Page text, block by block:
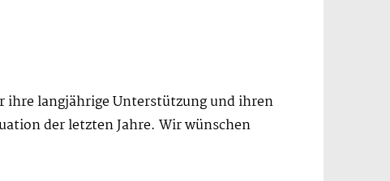
langjährige Unterstützung und ihren
der letzten Jahre. Wir wünschen